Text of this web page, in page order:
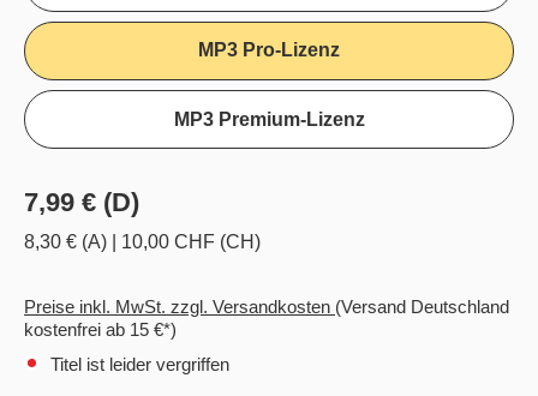
MP3 Pro-Lizenz
MP3 Premium-Lizenz
7,99 € (D)
8,30 € (A) 10,00 CHF (CH)
Preise inkl. MwSt. zzgl. Versandkosten (Versand Deutschland
kostenfrei ab 15 €*)
Titel ist leider vergriffen